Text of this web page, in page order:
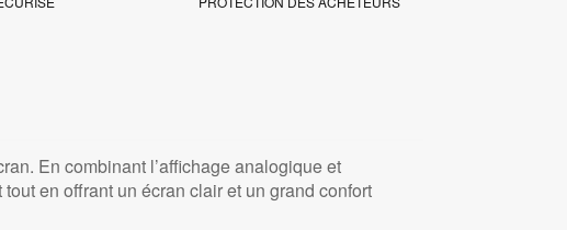
En combinant l’affichage analogique et
en offrant un écran clair et un grand confort